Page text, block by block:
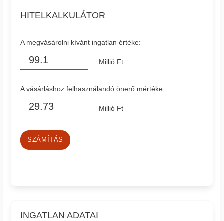
HITELKALKULÁTOR
A megvásárolni kívánt ingatlan értéke:
Millió Ft
A vásárláshoz felhasználandó önerő mértéke:
Millió Ft
SZÁMÍTÁS
INGATLAN ADATAI